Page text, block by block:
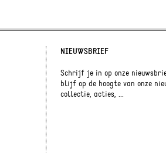
NIEUWSBRIEF
Schrijf je in op onze
blijf op de hoogte van onze
collectie, acties, ...